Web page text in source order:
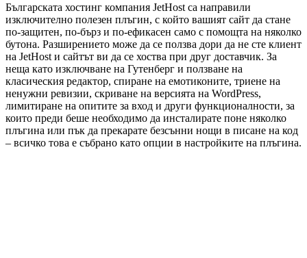
Българската хостинг компания JetHost са направили
изключително полезен плъгин, с който вашият сайт да стане
по-защитен, по-бърз и по-ефикасен само с помощта на няколко
бутона. Разширението може да се ползва дори да не сте клиент
на JetHost и сайтът ви да се хоства при друг доставчик. За
неща като изключване на Гутенберг и ползване на
класическия редактор, спиране на емотиконите, триене на
ненужни ревизии, скриване на версията на WordPress,
лимитиране на опитите за вход и други функционалности, за
които преди беше необходимо да инсталирате поне няколко
плъгина или пък да прекарате безсънни нощи в писане на код
– всичко това е събрано като опции в настройките на плъгина.